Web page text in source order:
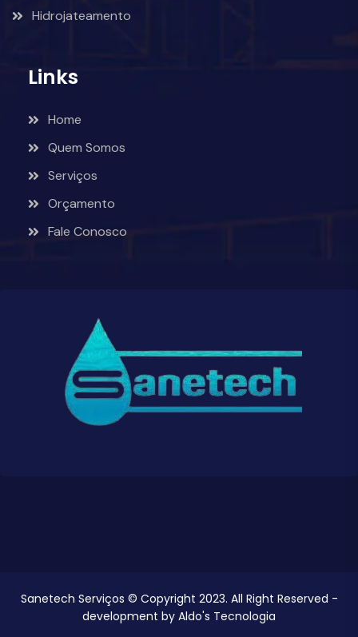
Hidrojateamento
Links
Home
Quem Somos
Serviços
Orçamento
Fale Conosco
Sanetech Serviços © Copyright 2023. All Right Reserved -
development by Aldo's Tecnologia